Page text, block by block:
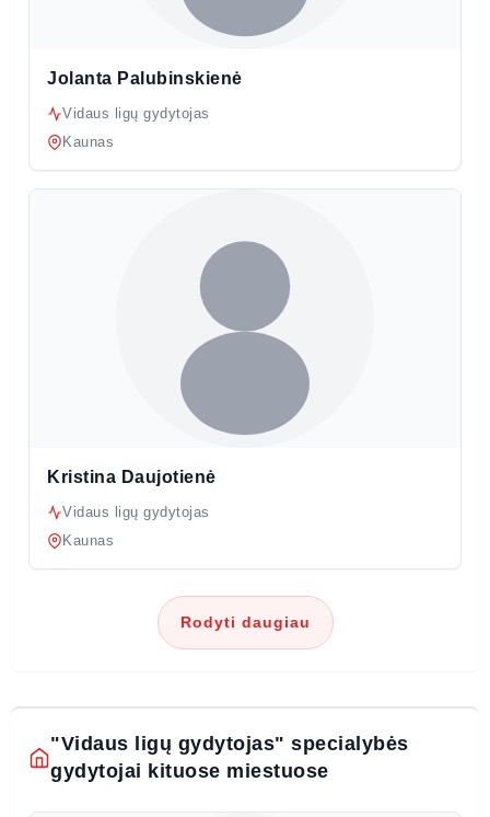
Jolanta Palubinskienė
Vidaus ligų gydytojas
Kaunas
Kristina Daujotienė
Vidaus ligų gydytojas
Kaunas
Rodyti daugiau
"Vidaus ligų gydytojas" specialybės
gydytojai kituose miestuose